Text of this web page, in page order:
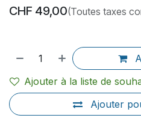
CHF 49,00(Toutes taxes
Ajouter
Ajouter à la liste de